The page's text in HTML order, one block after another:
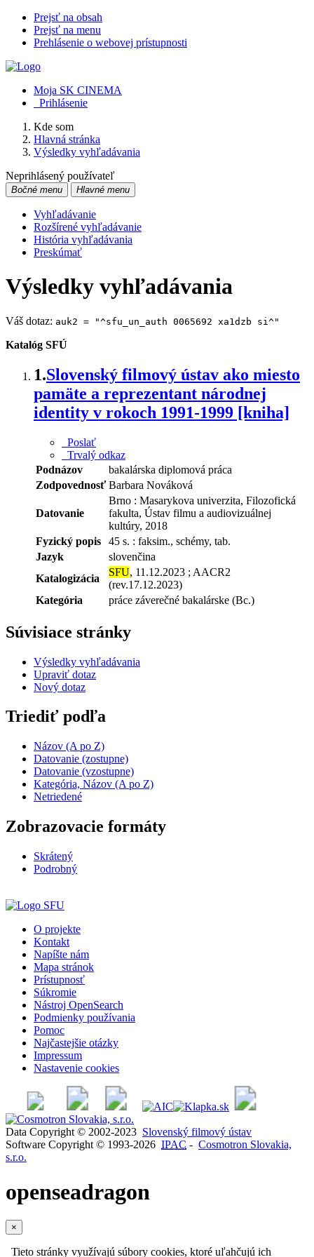
Prejsť na obsah
Prejsť na menu
Prehlásenie o webovej prístupnosti
Moja SK CINEMA
Prihlásenie
Kde som
Hlavná stránka
Výsledky vyhľadávania
Neprihlásený používateľ
Bočné menu Hlavné menu
Vyhľadávanie
Rozšírené vyhľadávanie
História vyhľadávania
Preskúmať
Výsledky vyhľadávania
Váš dotaz: auk2 = "^sfu_un_auth 0065692 xa1dzb si^"
Katalóg SFÚ
1.Slovenský filmový ústav ako miesto
pamäte a reprezentant národnej
identity v rokoch 1991-1999 [kniha]
Poslať
Trvalý odkaz
Podnázov
bakalárska diplomová práca
Zodpovednosť Barbara Nováková
Datovanie
Brno : Masarykova univerzita, Filozofická
fakulta, Ústav filmu a audiovizuálnej
kultúry, 2018
Fyzický popis
45 s. : faksim., schémy, tab.
Jazyk
slovenčina
Katalogizácia
SFU, 11.12.2023 ; AACR2
(rev.17.12.2023)
Kategória
práce záverečné bakalárske (Bc.)
Súvisiace stránky
Výsledky vyhľadávania
Upraviť dotaz
Nový dotaz
Triediť podľa
Názov (A po Z)
Datovanie (zostupne)
Datovanie (vzostupne)
Kategória, Názov (A po Z)
Netriedené
Zobrazovacie formáty
Skrátený
Podrobný
O projekte
Kontakt
Napíšte nám
Mapa stránok
Prístupnosť
Súkromie
Nástroj OpenSearch
Podmienky používania
Pomoc
Najčastejšie otázky
Impressum
Nastavenie cookies
Data Copyright © 2002-2023 Slovenský filmový ústav
Software Copyright © 1993-2026 IPAC - Cosmotron Slovakia,
s.r.o.
openseadragon
×
Tieto stránky využívajú súbory cookies, ktoré uľahčujú ich